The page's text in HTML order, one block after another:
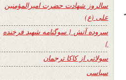
سالروز شهادت حضرت امیرالمؤمنین
علی (ع)
سروده آتش { سوگنامه شهید فرخنده
}
سولاتی از کاکا ترجمان
سیاسی